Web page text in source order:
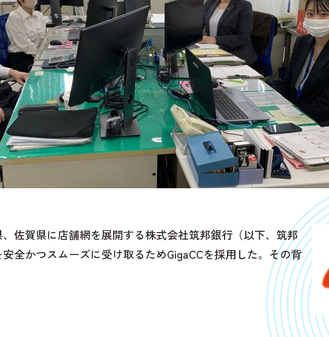
佐賀県に店舗網を展開する株式会社筑邦銀行（以下、筑邦
全かつスムーズに受け取るためGigaCCを採用した。その背